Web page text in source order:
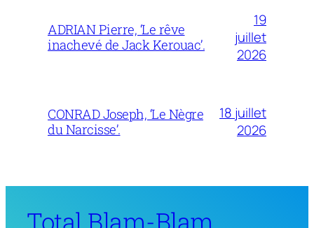
ADRIAN Pierre, ‘Le rêve
inachevé de Jack Kerouac’.
19
juillet
2026
CONRAD Joseph, ‘Le Nègre
du Narcisse’.
18 juillet
2026
Total Blam-Blam